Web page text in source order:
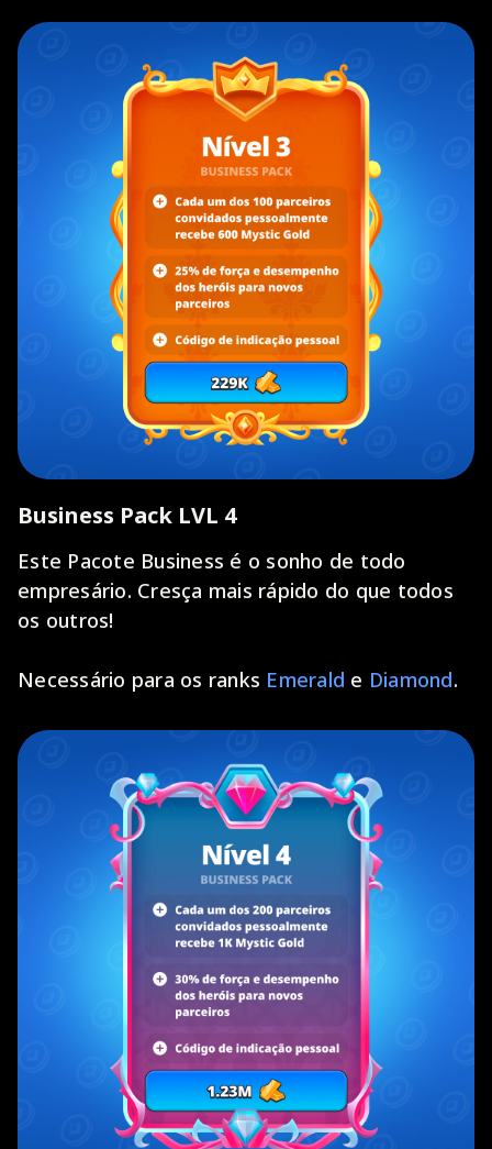
Business Pack LVL 4
Este Pacote Business é o sonho de todo
empresário. Cresça mais rápido do que todos
os outros!
Necessário para os ranks Emerald e Diamond.